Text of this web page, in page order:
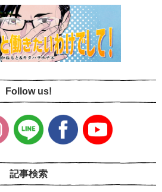
Follow us!
記事検索